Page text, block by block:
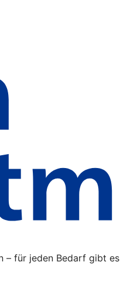
für jeden Bedarf gibt